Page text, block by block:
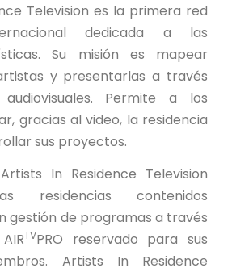
Television es la primera red
dedicada a las
Su misión es mapear
y presentarlas a través
Permite a los
gracias al video, la residencia
sus proyectos.
In Residence Television
contenidos
gestión de programas a través
TVPRO reservado para sus
Artists In Residence